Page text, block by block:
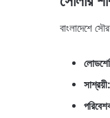
বাংলাদেশে
সাশ্রয়ী: